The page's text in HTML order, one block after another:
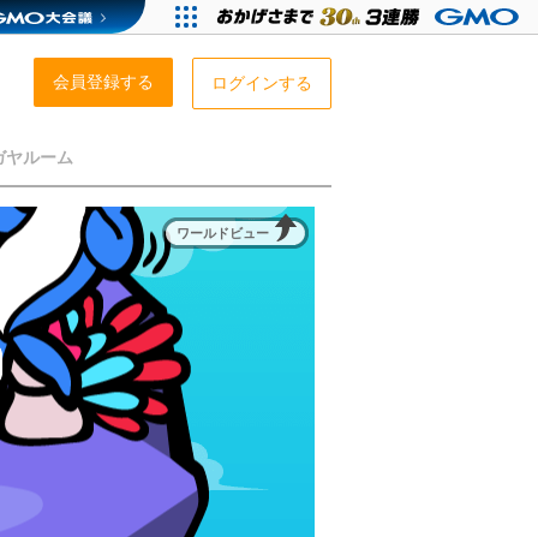
会員登録する ログインする
ヤルーム
ワールドビュー